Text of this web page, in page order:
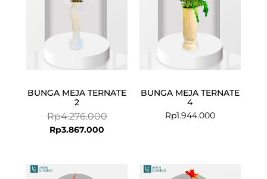
BUNGA MEJA TERNATE
2
Rp4.276.000
Rp3.867.000
BUNGA MEJA TERNATE
4
Rp1.944.000